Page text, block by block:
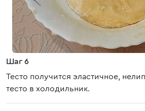
Шаг 6
Тесто получится эластичное,
тесто в холодильник.